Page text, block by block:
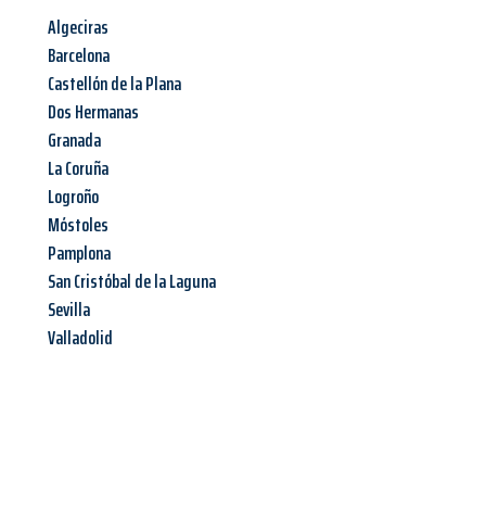
Algeciras
Barcelona
Castellón de la Plana
Dos Hermanas
Granada
La Coruña
Logroño
Móstoles
Pamplona
San Cristóbal de la Laguna
Sevilla
Valladolid